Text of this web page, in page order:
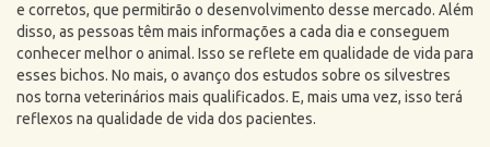
e corretos, que permitirão o desenvolvimento desse mercado. Além
disso, as pessoas têm mais informações a cada dia e conseguem
conhecer melhor o animal. Isso se reflete em qualidade de vida para
esses bichos. No mais, o avanço dos estudos sobre os silvestres
nos torna veterinários mais qualificados. E, mais uma vez, isso terá
reflexos na qualidade de vida dos pacientes.